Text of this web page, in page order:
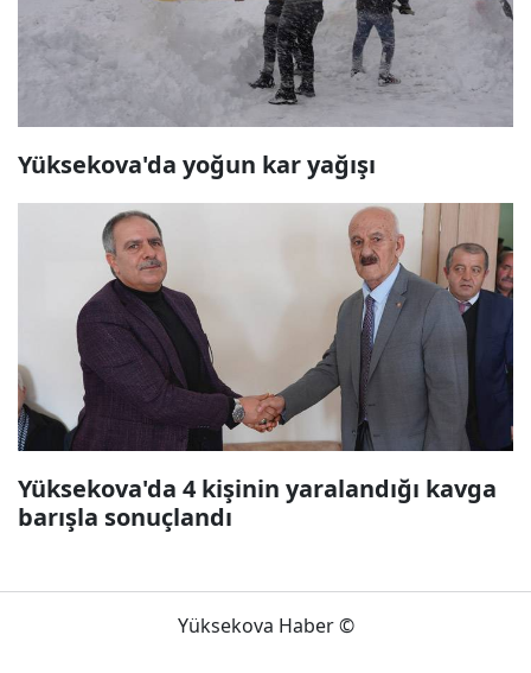
Yüksekova'da yoğun kar yağışı
Yüksekova'da 4 kişinin yaralandığı kavga
barışla sonuçlandı
Yüksekova Haber ©